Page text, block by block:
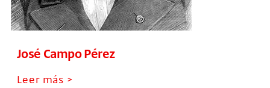
José Campo Pérez
Leer más >